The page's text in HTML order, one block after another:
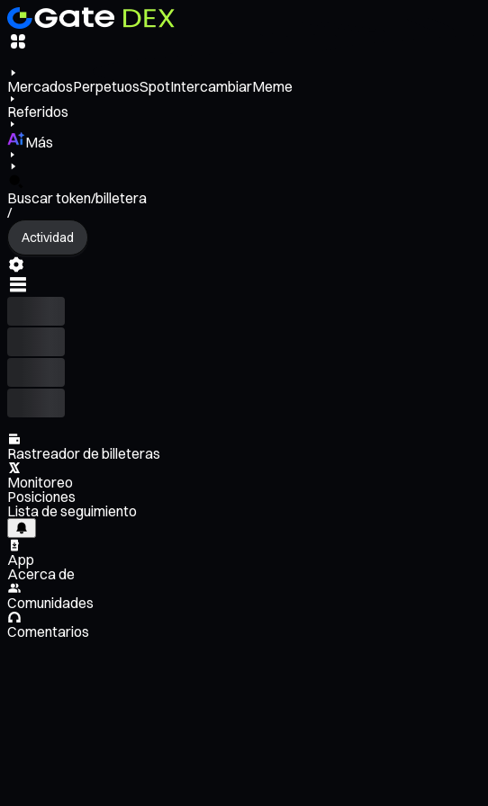
MercadosPerpetuosSpotIntercambiarMeme
Referidos
Más
Buscar token/billetera
/
Actividad
Rastreador de billeteras
Monitoreo
Posiciones
Lista de seguimiento
App
Acerca de
Comunidades
Comentarios